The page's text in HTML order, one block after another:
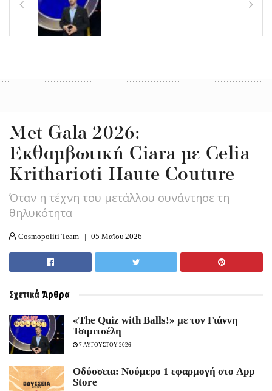
Met Gala 2026:
Eκθαμβωτική Ciara με Celia
Kritharioti Haute Couture
Όταν η τέχνη του μετάλλου συνάντησε τη
θηλυκότητα
Cosmopoliti Team 05 Μαΐου 2026
Σχετικά Άρθρα
«The Quiz with Balls!» με τον Γιάννη
Τσιμιτσέλη
7 ΑΥΓΟΥΣΤΟΥ 2026
Οδύσσεια: Νούμερο 1 εφαρμογή στο App
Store